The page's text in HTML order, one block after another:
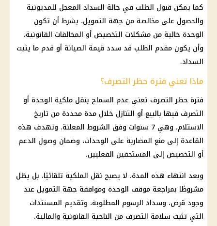
كما يمكن قبول الطلب في حالة السداد المعجل للمديونية
والحصول على مخالصة من جهة التمويل، بشرط أن تكون
الوحدة خالية من مشكلات التخصيص أو المخالفات القانونية،
وأن يكون مقدم الطلب قد سدد قيمة الصيانة أو قدم ما يثبت
السداد.
ماذا تعني فترة حظر التصرف؟
فترة حظر التصرف تعني عدم السماح بنقل ملكية الوحدة أو
التصرف فيها بالبيع أو التنازل خلال مدة محددة من تاريخ
الاستلام، وهي 7 سنوات وفق الشروط المعلنة. وتهدف هذه
القاعدة إلى منع المضاربة على الوحدات، وضمان وصول الدعم
أو التخصيص إلى المستحقين الفعليين.
وبعد انتهاء هذه المدة، لا يصبح نقل الملكية تلقائيًا، بل يظل
مشروطًا بمراجعة موقف الوحدة وموافقة جهة التمويل عند
وجود قرض، وسداد الرسوم المطلوبة، وتقديم المستندات
التي تثبت سلامة التصرف من الناحية القانونية والمالية.